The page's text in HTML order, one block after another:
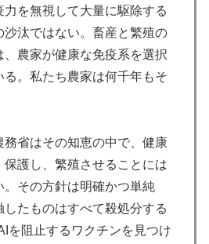
を無視して大量に駆除する
沙汰ではない。畜産と繁殖の
農家が健康な免疫系を選択
。私たち農家は何千年もそ
務省はその知恵の中で、健康
保護し、繁殖させることには
。その方針は明確かつ単純
たものはすべて殺処分する
を阻止するワクチンを見つけ